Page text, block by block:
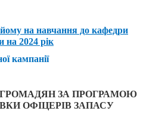
на навчання до кафедри
на 2024 рік
кампанії
ЗА ПРОГРАМОЮ
ОФІЦЕРІВ ЗАПАСУ